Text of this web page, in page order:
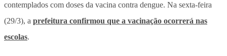
contemplados com doses da vacina contra dengue. Na sexta-feira
(29/3), a prefeitura confirmou que a vacinação ocorrerá nas
escolas.